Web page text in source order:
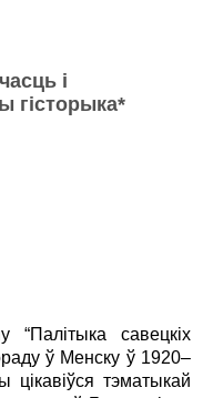
і
гісторыка*
“Палітыка савецкіх
ў Менску ў 1920–
цікавіўся тэматыкай